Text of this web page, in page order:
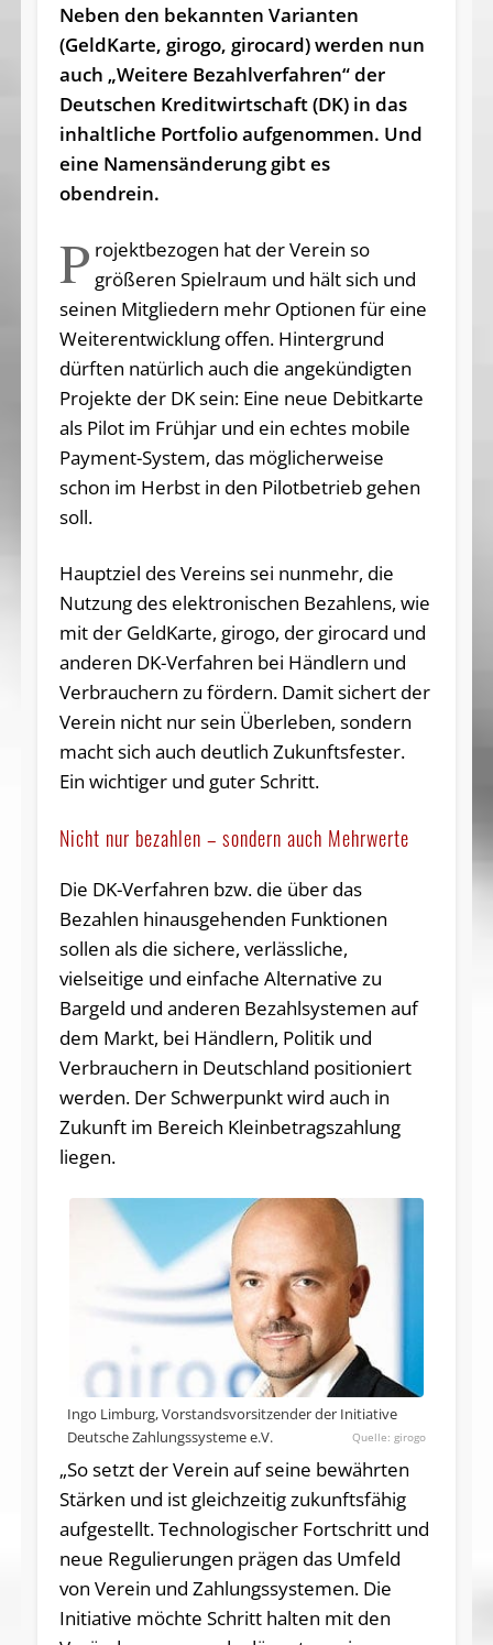
Neben den bekannten Varianten
(GeldKarte, girogo, girocard) werden nun
auch „Weitere Bezahlverfahren“ der
Deutschen Kreditwirtschaft (DK) in das
inhaltliche Portfolio aufgenommen. Und
eine Namensänderung gibt es
obendrein.
P rojektbezogen hat der Verein so
größeren Spielraum und hält sich und
seinen Mitgliedern mehr Optionen für eine
Weiterentwicklung offen. Hintergrund
dürften natürlich auch die angekündigten
Projekte der DK sein: Eine neue Debitkarte
als Pilot im Frühjar und ein echtes mobile
Payment-System, das möglicherweise
schon im Herbst in den Pilotbetrieb gehen
soll.
Hauptziel des Vereins sei nunmehr, die
Nutzung des elektronischen Bezahlens, wie
mit der GeldKarte, girogo, der girocard und
anderen DK-Verfahren bei Händlern und
Verbrauchern zu fördern. Damit sichert der
Verein nicht nur sein Überleben, sondern
macht sich auch deutlich Zukunftsfester.
Ein wichtiger und guter Schritt.
Nicht nur bezahlen – sondern auch Mehrwerte
Die DK-Verfahren bzw. die über das
Bezahlen hinausgehenden Funktionen
sollen als die sichere, verlässliche,
vielseitige und einfache Alternative zu
Bargeld und anderen Bezahlsystemen auf
dem Markt, bei Händlern, Politik und
Verbrauchern in Deutschland positioniert
werden. Der Schwerpunkt wird auch in
Zukunft im Bereich Kleinbetragszahlung
liegen.
Ingo Limburg, Vorstandsvorsitzender der Initiative
Deutsche Zahlungssysteme e.V.
girogo
„So setzt der Verein auf seine bewährten
Stärken und ist gleichzeitig zukunftsfähig
aufgestellt. Technologischer Fortschritt und
neue Regulierungen prägen das Umfeld
von Verein und Zahlungssystemen. Die
Initiative möchte Schritt halten mit den